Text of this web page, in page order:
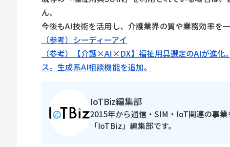
ん。
今後もAI技術を活用し、介護業界の質や業務効率を
（参考）シーディーアイ
（参考）【介護×AI×DX】福祉用具選定のAIが進化
ス。生成系AI相談機能を追加。
IoTBiz編集部
2015年から通信・SIM・IoT関連の事
「IoTBiz」編集部です。